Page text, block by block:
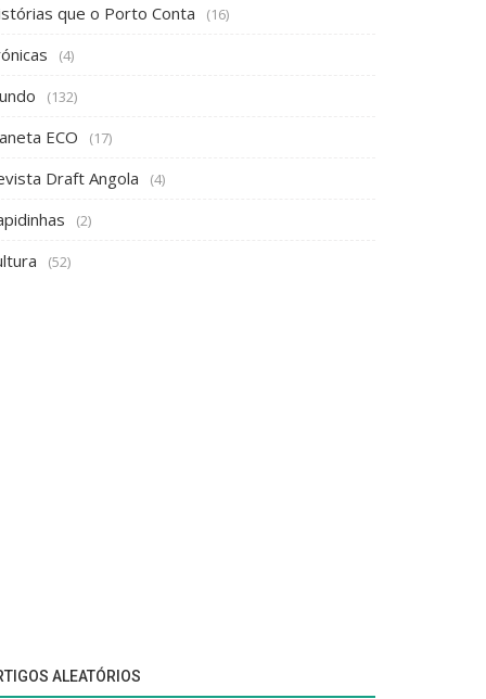
que o Porto Conta (16)
(4)
(132)
ECO (17)
Draft Angola (4)
(2)
(52)
ALEATÓRIOS